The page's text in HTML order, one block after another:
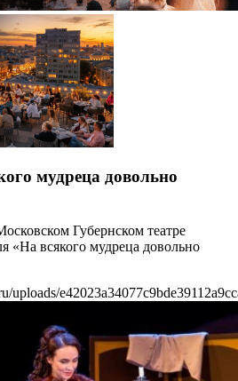
мудреца довольно
Губернском театре
«На всякого мудреца довольно
uploads/